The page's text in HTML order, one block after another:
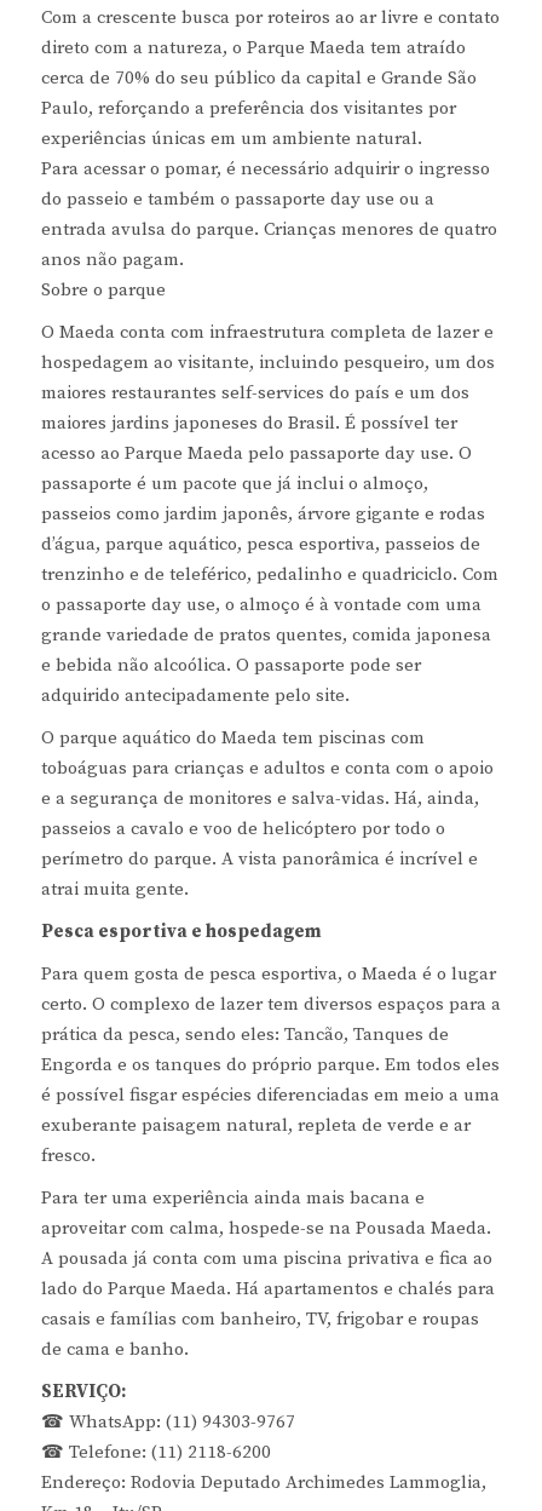
Com a crescente busca por roteiros ao ar livre e contato
direto com a natureza, o Parque Maeda tem atraído
cerca de 70% do seu público da capital e Grande São
Paulo, reforçando a preferência dos visitantes por
experiências únicas em um ambiente natural.
Para acessar o pomar, é necessário adquirir o ingresso
do passeio e também o passaporte day use ou a
entrada avulsa do parque. Crianças menores de quatro
anos não pagam.
Sobre o parque
O Maeda conta com infraestrutura completa de lazer e
hospedagem ao visitante, incluindo pesqueiro, um dos
maiores restaurantes self-services do país e um dos
maiores jardins japoneses do Brasil. É possível ter
acesso ao Parque Maeda pelo passaporte day use. O
passaporte é um pacote que já inclui o almoço,
passeios como jardim japonês, árvore gigante e rodas
d’água, parque aquático, pesca esportiva, passeios de
trenzinho e de teleférico, pedalinho e quadriciclo. Com
o passaporte day use, o almoço é à vontade com uma
grande variedade de pratos quentes, comida japonesa
e bebida não alcoólica. O passaporte pode ser
adquirido antecipadamente pelo site.
O parque aquático do Maeda tem piscinas com
toboáguas para crianças e adultos e conta com o apoio
e a segurança de monitores e salva-vidas. Há, ainda,
passeios a cavalo e voo de helicóptero por todo o
perímetro do parque. A vista panorâmica é incrível e
atrai muita gente.
Pesca esportiva e hospedagem
Para quem gosta de pesca esportiva, o Maeda é o lugar
certo. O complexo de lazer tem diversos espaços para a
prática da pesca, sendo eles: Tancão, Tanques de
Engorda e os tanques do próprio parque. Em todos eles
é possível fisgar espécies diferenciadas em meio a uma
exuberante paisagem natural, repleta de verde e ar
fresco.
Para ter uma experiência ainda mais bacana e
aproveitar com calma, hospede-se na Pousada Maeda.
A pousada já conta com uma piscina privativa e fica ao
lado do Parque Maeda. Há apartamentos e chalés para
casais e famílias com banheiro, TV, frigobar e roupas
de cama e banho.
SERVIÇO:
☎ WhatsApp: (11) 94303-9767
☎ Telefone: (11) 2118-6200
Endereço: Rodovia Deputado Archimedes Lammoglia,